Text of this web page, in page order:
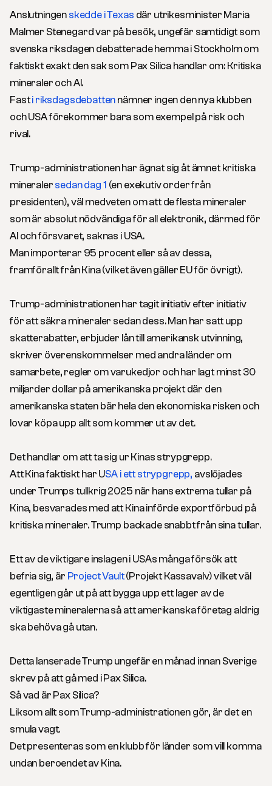
Anslutningen skedde i Texas där utrikesminister Maria
Malmer Stenegard var på besök, ungefär samtidigt som
svenska riksdagen debatterade hemma i Stockholm om
faktiskt exakt den sak som Pax Silica handlar om: Kritiska
mineraler och AI.
Fasti riksdagsdebatten nämner ingen den nya klubben
och USA förekommer bara som exempel på risk och
rival.
Trump-administrationen har ägnat sig åt ämnet kritiska
mineraler sedan dag 1 (en exekutiv order från
presidenten), väl medveten om att de flesta mineraler
som är absolut nödvändiga för all elektronik, därmed för
AI och försvaret, saknas i USA.
Man importerar 95 procent eller så av dessa,
framförallt från Kina (vilket även gäller EU för övrigt).
Trump-administrationen har tagit initiativ efter initiativ
för att säkra mineraler sedan dess. Man har satt upp
skatterabatter, erbjuder lån till amerikansk utvinning,
skriver överenskommelser med andra länder om
samarbete, regler om varukedjor och har lagt minst 30
miljarder dollar på amerikanska projekt där den
amerikanska staten bär hela den ekonomiska risken och
lovar köpa upp allt som kommer ut av det.
Det handlar om att ta sig ur Kinas strypgrepp.
Att Kina faktiskt har USA i ett strypgrepp, avslöjades
under Trumps tullkrig 2025 när hans extrema tullar på
Kina, besvarades med att Kina införde exportförbud på
kritiska mineraler. Trump backade snabbt från sina tullar.
Ett av de viktigare inslagen i USAs många försök att
befria sig, är Project Vault(Projekt Kassavalv) vilket väl
egentligen går ut på att bygga upp ett lager av de
viktigaste mineralerna så att amerikanska företag aldrig
ska behöva gå utan.
Detta lanserade Trump ungefär en månad innan Sverige
skrev på att gå med i Pax Silica.
Så vad är Pax Silica?
Liksom allt som Trump-administrationen gör, är det en
smula vagt.
Det presenteras som en klubb för länder som vill komma
undan beroendet av Kina.